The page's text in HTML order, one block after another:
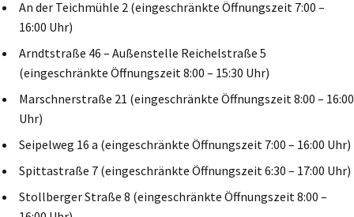
An der Teichmühle 2 (eingeschränkte Öffnungszeit 7:00 –
16:00 Uhr)
Arndtstraße 46 – Außenstelle Reichelstraße 5
(eingeschränkte Öffnungszeit 8:00 – 15:30 Uhr)
Marschnerstraße 21 (eingeschränkte Öffnungszeit 8:00 – 16:00
Uhr)
Seipelweg 16 a (eingeschränkte Öffnungszeit 7:00 – 16:00 Uhr)
Spittastraße 7 (eingeschränkte Öffnungszeit 6:30 – 17:00 Uhr)
Stollberger Straße 8 (eingeschränkte Öffnungszeit 8:00 –